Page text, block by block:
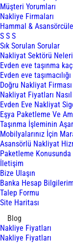
Müşteri Yorumları
Nakliye Firmaları
Hammal &
S S S
Sık Sorulan Sorular
Nakliyat Sektörü
Evden eve taşınma
Evden eve
Doğru Nakliyat
Nakliyat Fiyatları
Evden Eve Nakliyat
Eşya Paketleme Ve
Taşınma İşleminin
Mobilyalarınız İçin
Asansörlü Nakliyat
Paketleme
İletişim
Bize Ulaşın
Banka Hesap
Talep Formu
Site Haritası
Blog
Nakliye Fiyatları
Nakliye Fiyatları